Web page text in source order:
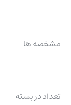
مشخصه ها
تعداد در بسته